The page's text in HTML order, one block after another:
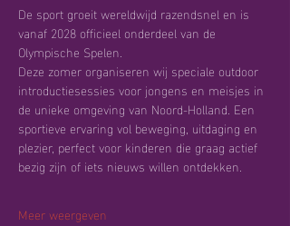
De sport groeit wereldwijd razendsnel en is
vanaf 2028 officieel onderdeel van de
Olympische Spelen.
Deze zomer organiseren wij speciale outdoor
introductiesessies voor jongens en meisjes in
de unieke omgeving van Noord-Holland. Een
sportieve ervaring vol beweging, uitdaging en
plezier, perfect voor kinderen die graag actief
bezig zijn of iets nieuws willen ontdekken.
Meer weergeven